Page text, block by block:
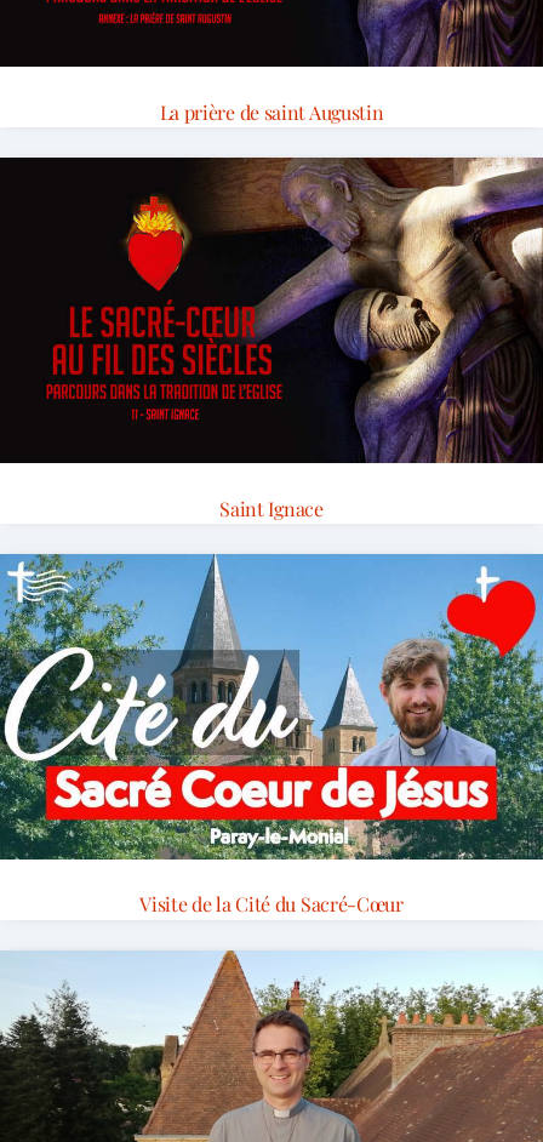
La prière de saint Augustin
Saint Ignace
Visite de la Cité du Sacré-Cœur